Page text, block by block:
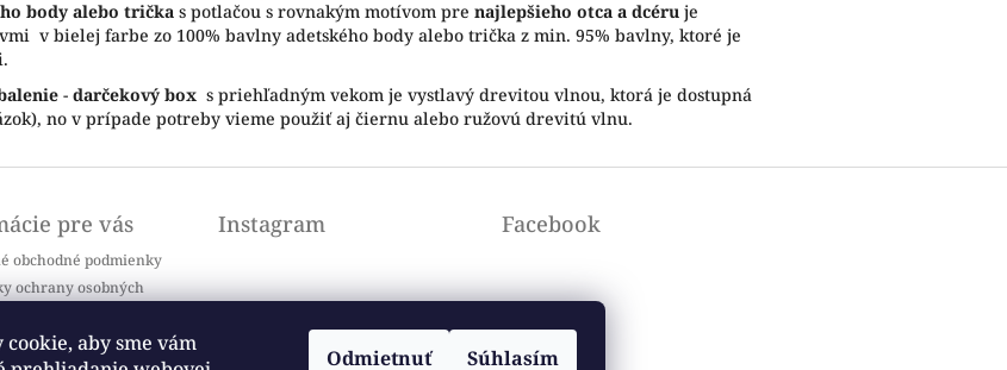
aby sme vám
Odmietnuť Súhlasím
body alebo trička s potlačou s rovnakým motívom pre najlepšieho otca a dcéru je
v bielej farbe zo 100% bavlny adetského body alebo trička z min. 95% bavlny, ktoré je
- darčekový box s priehľadným vekom je vystlavý drevitou vlnou, ktorá je dostupná
no v prípade potreby vieme použiť aj čiernu alebo ružovú drevitú vlnu.
pre vás
obchodné podmienky
ochrany osobných
platba
Instagram Facebook